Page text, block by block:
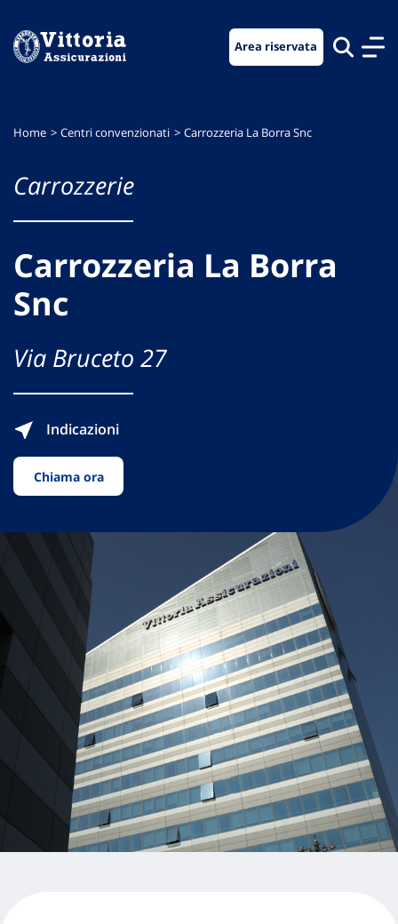
menu
contenuto
footer
Area riservata
Home Centri convenzionati Carrozzeria La Borra Snc
Carrozzerie
Carrozzeria La Borra
Snc
Via Bruceto 27
Indicazioni
Chiama ora